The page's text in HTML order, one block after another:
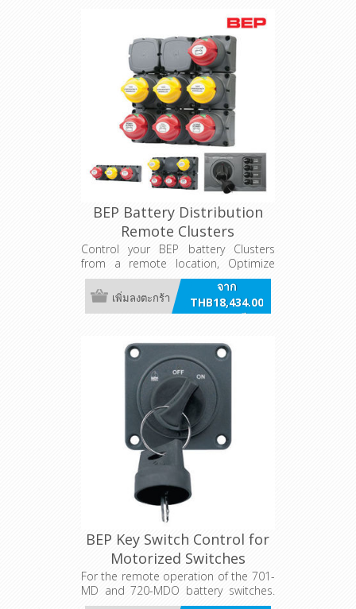
BEP Battery Distribution
Remote Clusters
Control your BEP battery Clusters
from a remote location, Optimize
Space and simplify your battery
switch system with BEP's Pre-Made
clusters for common engine setups.
จาก
THB18,434.00
รวมภาษี
เพิ่มลงตะกร้า
BEP Key Switch Control for
Motorized Switches
For the remote operation of the 701-
MD and 720-MDO battery switches.
Can be mounted standalone or